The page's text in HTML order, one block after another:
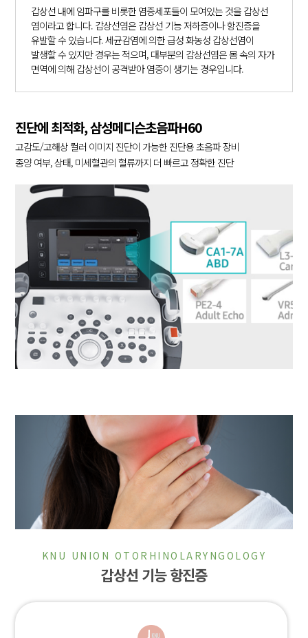
갑상선 내에 임파구를 비롯한 염증세포들이 모여있는 것을 갑상선
염이라고 합니다. 갑상선염은 갑상선 기능 저하증이나 항진증을
유발할 수 있습니다. 세균감염에 의한 급성 화농성 갑상선염이
발생할 수 있지만 경우는 적으며, 대부분의 갑상선염은 몸 속의 자가
면역에 의해 갑상선이 공격받아 염증이 생기는 경우입니다.
진단에 최적화, 삼성메디슨초음파H60
고감도/고해상 컬러 이미지 진단이 가능한 진단용 초음파 장비
종양 여부, 상태, 미세혈관의 혈류까지 더 빠르고 정확한 진단
KNU UNION OTORHINOLARYNGOLOGY
갑상선 기능 항진증